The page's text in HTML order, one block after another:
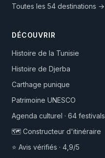
Toutes les 54 destinations →
DÉCOUVRIR
Histoire de la Tunisie
Histoire de Djerba
Carthage punique
Patrimoine UNESCO
Agenda culturel · 64 festivals
🗺️ Constructeur d'itinéraire
⭐ Avis vérifiés · 4,9/5